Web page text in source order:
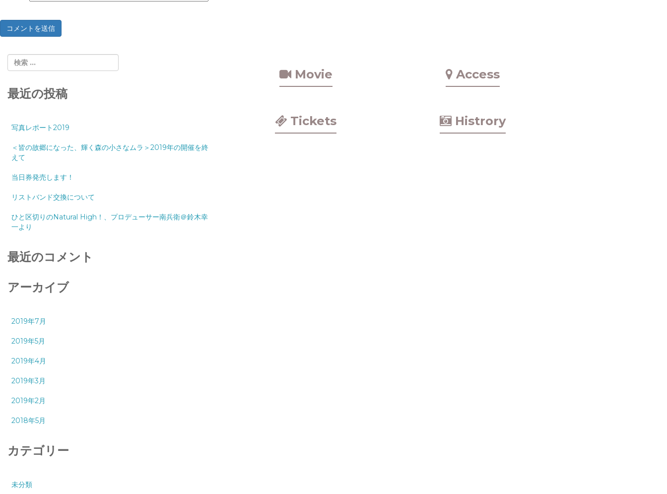
最近の投稿
写真レポート2019
＜皆の故郷になった、輝く森の小さなムラ＞2019年の開催を終
えて
当日券発売します！
リストバンド交換について
ひと区切りのNatural High！、プロデューサー南兵衛＠鈴木幸
一より
最近のコメント
アーカイブ
2019年7月
2019年5月
2019年4月
2019年3月
2019年2月
2018年5月
カテゴリー
未分類
Movie Access
Tickets Histrory